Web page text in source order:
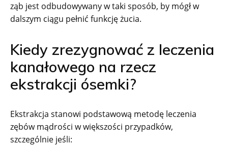
ząb jest odbudowywany w taki sposób, by mógł w
dalszym ciągu pełnić funkcję żucia.
Kiedy zrezygnować z leczenia
kanałowego na rzecz
ekstrakcji ósemki?
Ekstrakcja stanowi podstawową metodę leczenia
zębów mądrości w większości przypadków,
szczególnie jeśli: